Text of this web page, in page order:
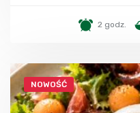
2 godz.
NOWOŚĆ